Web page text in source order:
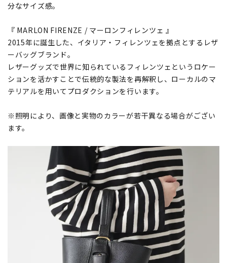
分なサイズ感。
『 MARLON FIRENZE / マーロンフィレンツェ 』
2015年に誕生した、イタリア・フィレンツェを拠点とするレザ
ーバッグブランド。
レザーグッズで世界に知られているフィレンツェというロケー
ションを活かすことで伝統的な製法を再解釈し、ローカルのマ
テリアルを用いてプロダクションを行います。
※照明により、画像と実物のカラーが若干異なる場合がござい
ます。